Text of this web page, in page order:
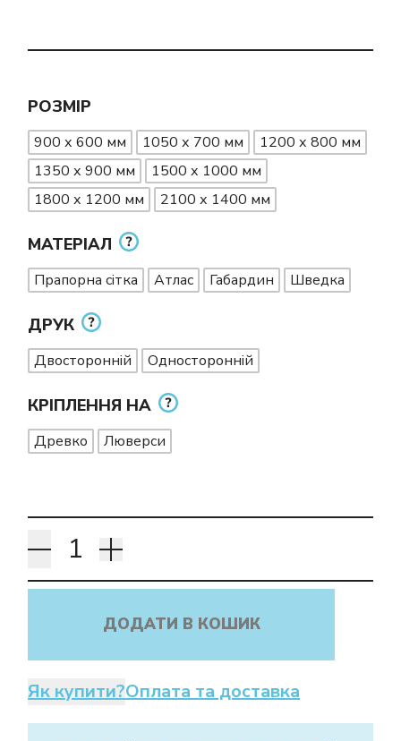
РОЗМІР
900 х 600 мм 1050 х 700 мм
1200 х 800 мм
1350 х 900 мм
1500 х 1000 мм
1800 х 1200 мм
2100 х 1400 мм
МАТЕРІАЛ
Прапорна сітка Атлас Габардин Шведка
ДРУК
Двосторонній Односторонній
КРІПЛЕННЯ НА
Древко Люверси
ДОДАТИ В КОШИК
Як купити?Оплата та доставка